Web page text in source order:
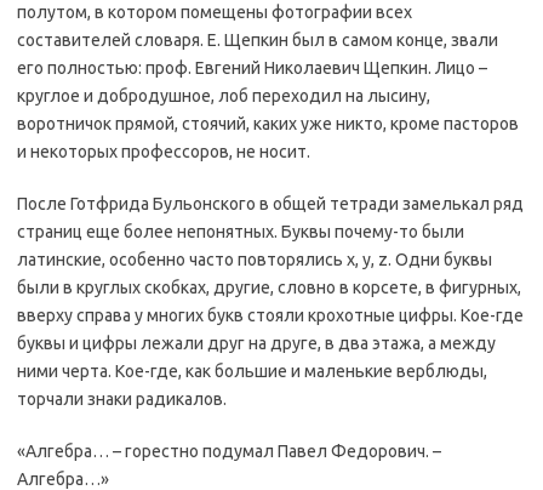
полутом, в котором помещены фотографии всех
составителей словаря. Е. Щепкин был в самом конце, звали
его полностью: проф. Евгений Николаевич Щепкин. Лицо –
круглое и добродушное, лоб переходил на лысину,
воротничок прямой, стоячий, каких уже никто, кроме пасторов
и некоторых профессоров, не носит.
После Готфрида Бульонского в общей тетради замелькал ряд
страниц еще более непонятных. Буквы почему-то были
латинские, особенно часто повторялись х, у, z. Одни буквы
были в круглых скобках, другие, словно в корсете, в фигурных,
вверху справа у многих букв стояли крохотные цифры. Кое-где
буквы и цифры лежали друг на друге, в два этажа, а между
ними черта. Кое-где, как большие и маленькие верблюды,
торчали знаки радикалов.
«Алгебра… – горестно подумал Павел Федорович. –
Алгебра…»